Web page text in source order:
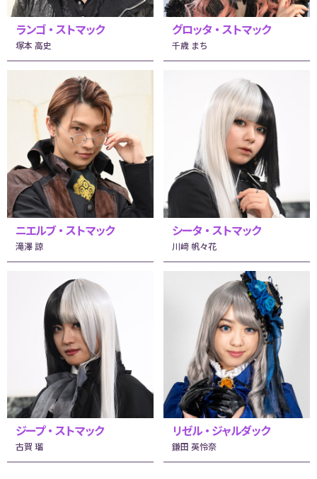
ランゴ・ストマック
塚本 高史
グロッタ・ストマック
千歳 まち
ニエルブ・ストマック
滝澤 諒
シータ・ストマック
川﨑 帆々花
ジープ・ストマック
古賀 瑠
リゼル・ジャルダック
鎌田 英怜奈